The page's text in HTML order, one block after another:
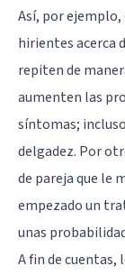
Así, por
hirientes acerca
repiten de
aumenten las
síntomas;
delgadez. Por
de pareja que le
empezado un
unas
A fin de